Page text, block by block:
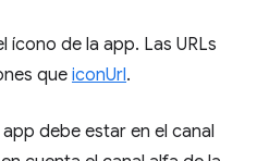
ícono de la app. Las URLs
que iconUrl.
debe estar en el canal